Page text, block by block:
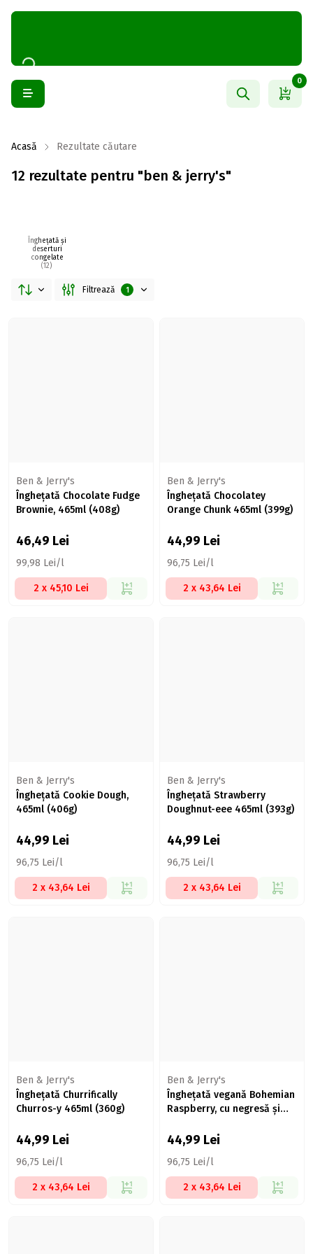
0
Acasă Rezultate căutare
12 rezultate pentru "ben & jerry's"
Înghețată și
deserturi
congelate
(12)
Filtrează 1
Ben & Jerry's
Înghețată Chocolate Fudge
Brownie, 465ml (408g)
46,49 Lei
99,98 Lei/l
2 x 45,10 Lei
Ben & Jerry's
Înghețată Chocolatey
Orange Chunk 465ml (399g)
44,99 Lei
96,75 Lei/l
2 x 43,64 Lei
Ben & Jerry's
Înghețată Cookie Dough,
465ml (406g)
44,99 Lei
96,75 Lei/l
2 x 43,64 Lei
Ben & Jerry's
Înghețată Strawberry
Doughnut-eee 465ml (393g)
44,99 Lei
96,75 Lei/l
2 x 43,64 Lei
Ben & Jerry's
Înghețată Churrifically
Churros-y 465ml (360g)
44,99 Lei
96,75 Lei/l
2 x 43,64 Lei
Ben & Jerry's
Înghețată vegană Bohemian
Raspberry, cu negresă și
44,99 Lei
96,75 Lei/l
2 x 43,64 Lei